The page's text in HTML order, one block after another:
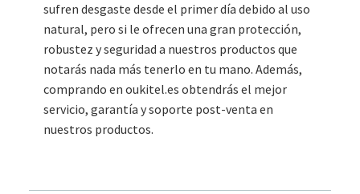
sufren desgaste desde el primer día debido al uso
natural, pero si le ofrecen una gran protección,
robustez y seguridad a nuestros productos que
notarás nada más tenerlo en tu mano. Además,
comprando en oukitel.es obtendrás el mejor
servicio, garantía y soporte post-venta en
nuestros productos.